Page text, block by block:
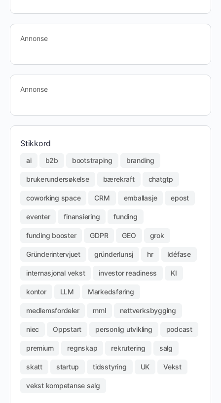
Annonse
Annonse
Stikkord
ai b2b bootstraping branding
brukerundersøkelse bærekraft chatgtp
coworking space CRM emballasje epost
eventer finansiering funding
funding booster GDPR GEO grok
Gründerintervjuet gründerlunsj hr Idéfase
internasjonal vekst investor readiness KI
kontor LLM Markedsføring
medlemsfordeler mml nettverksbygging
niec Oppstart personlig utvikling podcast
premium regnskap rekrutering salg
skatt startup tidsstyring UK Vekst
vekst kompetanse salg